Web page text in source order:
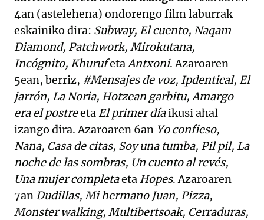
4an (astelehena) ondorengo film laburrak
eskainiko dira: Subway, El cuento, Naqam
Diamond, Patchwork, Mirokutana,
Incógnito, KhurufetaAntxoni. Azaroaren
5ean, berriz, #Mensajes de voz, Ipdentical, El
jarrón, La Noria, Hotzean garbitu, Amargo
era el postreeta El primer díaikusi ahal
izango dira. Azaroaren 6an Yo confieso,
Nana, Casa de citas, Soy una tumba, Pil pil, La
noche de las sombras, Un cuento al revés,
Una mujer completaeta Hopes. Azaroaren
7an Dudillas, Mi hermano Juan, Pizza,
Monster walking, Multibertsoak, Cerraduras,